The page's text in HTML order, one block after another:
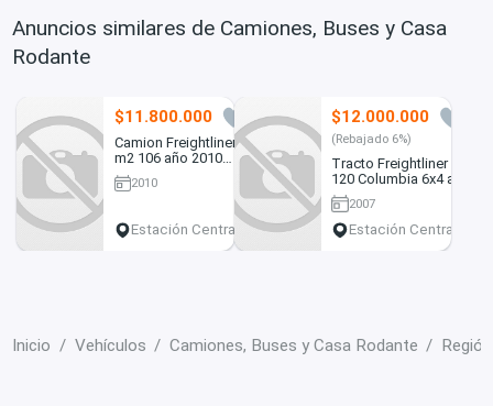
Anuncios similares de Camiones, Buses y Casa
Rodante
$11.800.000
7
Camion Freightliner
m2 106 año 2010
Carroceria Bebidas
2010
Estación Central
$12.000.000
(Rebajado 6%)
Tracto Freightliner Cl
120 Columbia 6x4 año
2007
2007
Estación Central
Inicio Vehículos Camiones, Buses y Casa Rodante